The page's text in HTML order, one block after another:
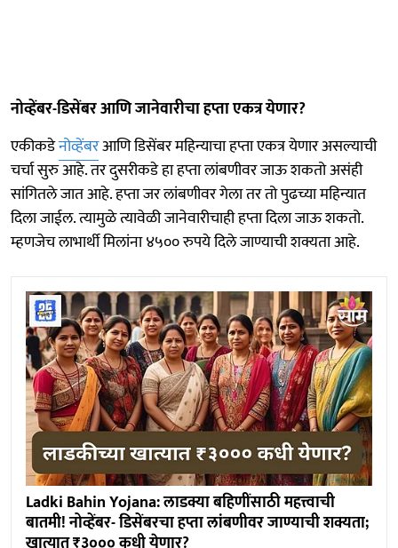
नोव्हेंबर-डिसेंबर आणि जानेवारीचा हप्ता एकत्र येणार?
एकीकडेनोव्हेंबरआणि डिसेंबर महिन्याचा हप्ता एकत्र येणार असल्याची
चर्चा सुरु आहे. तर दुसरीकडे हा हप्ता लांबणीवर जाऊ शकतो असंही
सांगितले जात आहे. हप्ता जर लांबणीवर गेला तर तो पुढच्या महिन्यात
दिला जाईल. त्यामुळे त्यावेळी जानेवारीचाही हप्ता दिला जाऊ शकतो.
म्हणजेच लाभार्थी मिलांना ४५०० रुपये दिले जाण्याची शक्यता आहे.
Ladki Bahin Yojana: लाडक्या बहि‍णींसाठी महत्त्वाची
बातमी! नोव्हेंबर- डिसेंबरचा हप्ता लांबणीवर जाण्याची शक्यता;